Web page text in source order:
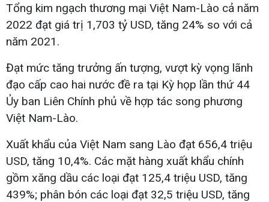
Tổng kim ngạch thương mại Việt Nam-Lào cả năm
2022 đạt giá trị 1,703 tỷ USD, tăng 24% so với cả
năm 2021.
Đạt mức tăng trưởng ấn tượng, vượt kỳ vọng lãnh
đạo cấp cao hai nước đề ra tại Kỳ họp lần thứ 44
Ủy ban Liên Chính phủ về hợp tác song phương
Việt Nam-Lào.
Xuất khẩu của Việt Nam sang Lào đạt 656,4 triệu
USD, tăng 10,4%. Các mặt hàng xuất khẩu chính
gồm xăng dầu các loại đạt 125,4 triệu USD, tăng
439%; phân bón các loại đạt 32,5 triệu USD, tăng